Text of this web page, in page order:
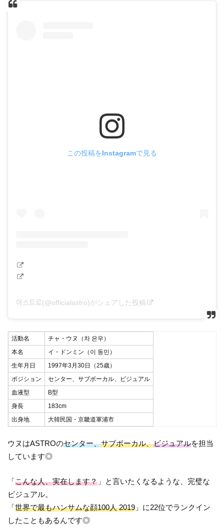
この投稿をInstagramで見る
아스트로(@officialastro)がシェアした投稿
活動名
チャ・ウヌ（차 은우）
本名
イ・ドンミン（이 동민）
生年月日
1997年3月30日（25歳）
ポジション
センター、サブボーカル、ビジュアル
血液型
B型
身長
183cm
出身地
大韓民国・京畿道軍浦市
ウヌはASTROのセンター、サブボーカル、ビジュアルを担当
しています◎
「こんな人、実在します？ 」と言いたくなるような、完璧な
ビジュアル。
「世界で最もハンサムな顔100人 2019 」に22位でランクイン
したこともあるんです◎